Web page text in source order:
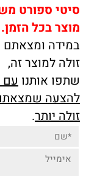
סיטי ספורט
מוצר בכל הזמן.
במידה ומצאתם
זולה למוצר זה,
שתפו אותנו עם
להצעה
זולה יותר.